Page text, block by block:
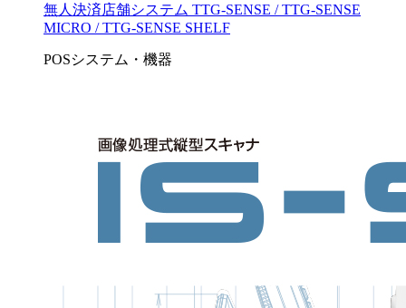
無人決済店舗システム TTG-SENSE / TTG-SENSE
MICRO / TTG-SENSE SHELF
POSシステム・機器